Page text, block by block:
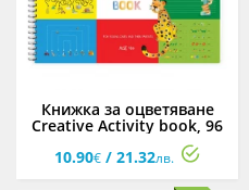
Книжка за оцветяване
Creative Activity book, 96
10.90€ / 21.32лв.